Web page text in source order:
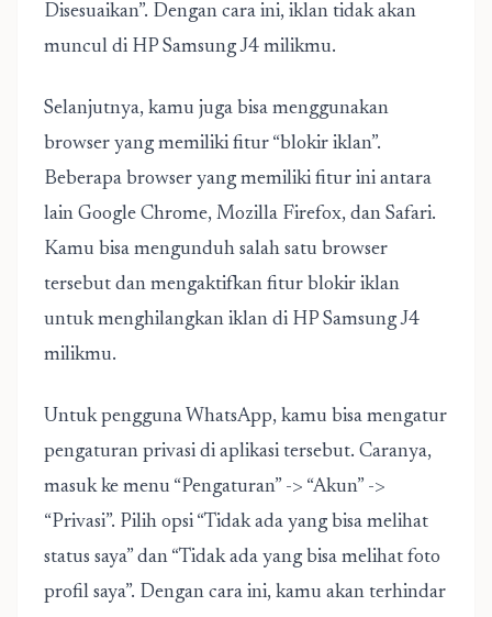
Disesuaikan”. Dengan cara ini, iklan tidak akan
muncul di HP Samsung J4 milikmu.
Selanjutnya, kamu juga bisa menggunakan
browser yang memiliki fitur “blokir iklan”.
Beberapa browser yang memiliki fitur ini antara
lain Google Chrome, Mozilla Firefox, dan Safari.
Kamu bisa mengunduh salah satu browser
tersebut dan mengaktifkan fitur blokir iklan
untuk menghilangkan iklan di HP Samsung J4
milikmu.
Untuk pengguna WhatsApp, kamu bisa mengatur
pengaturan privasi di aplikasi tersebut. Caranya,
masuk ke menu “Pengaturan” -> “Akun” ->
“Privasi”. Pilih opsi “Tidak ada yang bisa melihat
status saya” dan “Tidak ada yang bisa melihat foto
profil saya”. Dengan cara ini, kamu akan terhindar